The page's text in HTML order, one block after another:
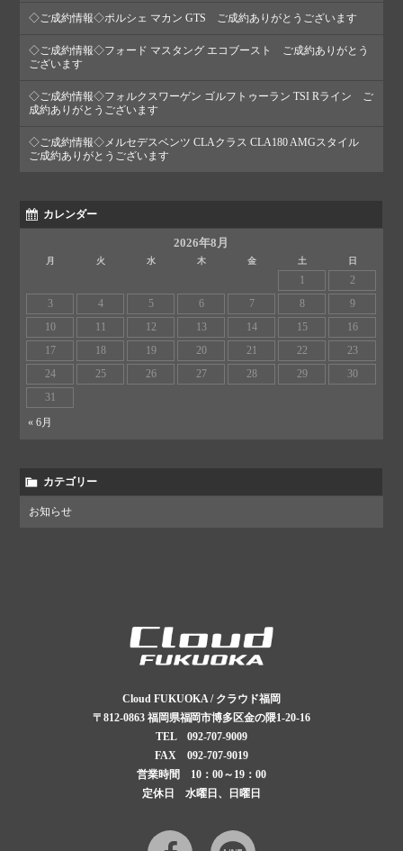
◇ご成約情報◇ポルシェ マカン GTS ご成約ありがとうございます
◇ご成約情報◇フォード マスタング エコブースト ご成約ありがとう
ございます
◇ご成約情報◇フォルクスワーゲン ゴルフトゥーラン TSI Rライン ご
成約ありがとうございます
◇ご成約情報◇メルセデスベンツ CLAクラス CLA180 AMGスタイル
ご成約ありがとうございます
カレンダー
2026年8月
月 火 水 木 金 土 日
1
2
3
4 5 6 7 8
9
10
11 12 13 14 15
16
17
18 19 20 21 22
23
24
25 26 27 28 29
30
31
« 6月
カテゴリー
お知らせ
Cloud FUKUOKA / クラウド福岡
〒812-0863 福岡県福岡市博多区金の隈1-20-16
TEL 092-707-9009
FAX 092-707-9019
営業時間 10：00～19：00
定休日 水曜日、日曜日
Facebook